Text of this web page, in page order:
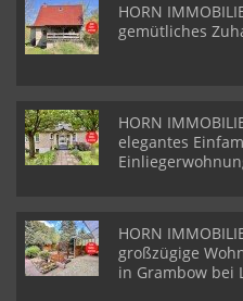
HORN
gemütliches
HORN
elegantes
HORN
großzügige
in Grambow bei